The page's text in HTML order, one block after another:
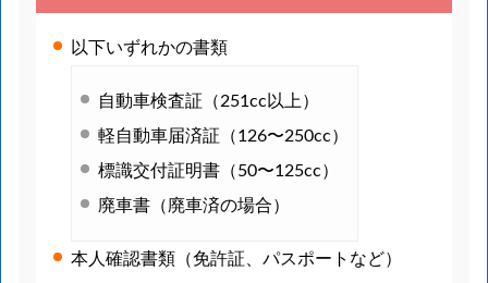
以下いずれかの書類
自動車検査証（251cc以上）
軽自動車届済証（126〜250cc）
標識交付証明書（50〜125cc）
廃車書（廃車済の場合）
本人確認書類（免許証、パスポートなど）